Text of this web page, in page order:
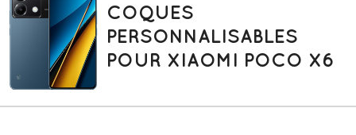
COQUES
PERSONNALISABLES
POUR XIAOMI POCO X6